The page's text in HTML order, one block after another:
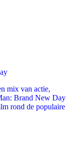
mix van actie,
Brand New Day
rond de populaire